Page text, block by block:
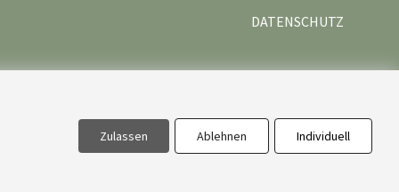
DATENSCHUTZ
Zulassen Ablehnen Individuell